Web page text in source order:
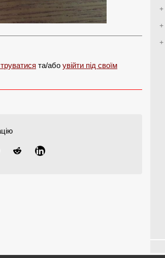
та/або увійти під своїм